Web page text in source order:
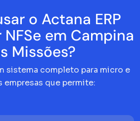
o Actana ERP
em Campina
Missões?
sistema completo para micro e
empresas que permite: